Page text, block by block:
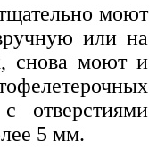
моют
или на
снова моют и
отверстиями
5 мм.